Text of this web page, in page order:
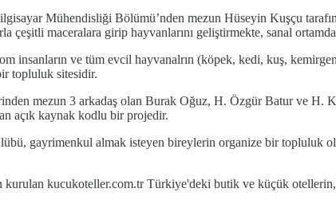
Mühendisliği Bölümü’nden mezun Hüseyin Kuşçu
maceralara girip hayvanlarını geliştirmekte, sanal
insanların ve tüm evcil hayvanalrın (köpek, kedi, kuş,
topluluk sitesidir.
mezun 3 arkadaş olan Burak Oğuz, H. Özgür Batur ve H.
açık kaynak kodlu bir projedir.
gayrimenkul almak isteyen bireylerin organize bir topluluk
kucukoteller.com.tr Türkiye'deki butik ve küçük